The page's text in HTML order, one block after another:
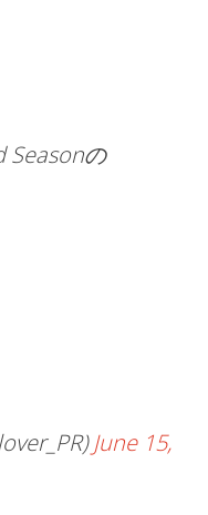
Seasonの
June 15,